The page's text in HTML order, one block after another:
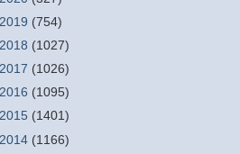
2019 (754)
2018 (1027)
2017 (1026)
2016 (1095)
2015 (1401)
2014 (1166)